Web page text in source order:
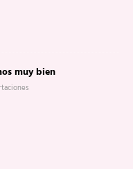
muy bien